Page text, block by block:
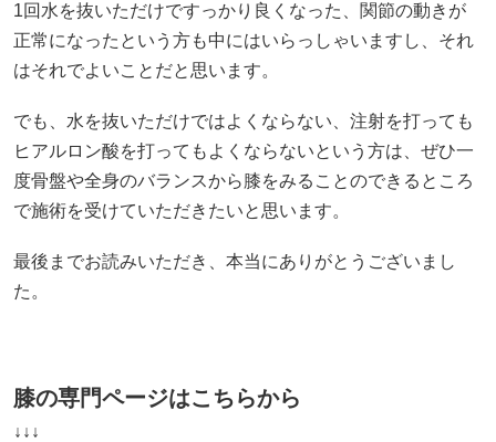
1回水を抜いただけですっかり良くなった、関節の動きが
正常になったという方も中にはいらっしゃいますし、それ
はそれでよいことだと思います。
でも、水を抜いただけではよくならない、注射を打っても
ヒアルロン酸を打ってもよくならないという方は、ぜひ一
度骨盤や全身のバランスから膝をみることのできるところ
で施術を受けていただきたいと思います。
最後までお読みいただき、本当にありがとうございまし
た。
膝の専門ページはこちらから
↓↓↓